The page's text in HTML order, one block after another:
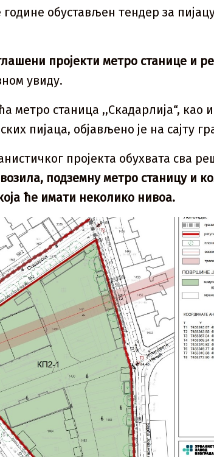
обустављен тендер за
пројекти метро станице и
увиду.
метро станица ,,Скадарлија“, као
пијаца, објављено је на сајту
пројекта обухвата сва
подземну метро станицу и
ће имати неколико нивоа.